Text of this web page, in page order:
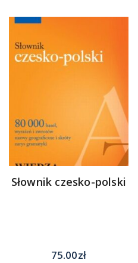
Słownik czesko-polski
75.00zł